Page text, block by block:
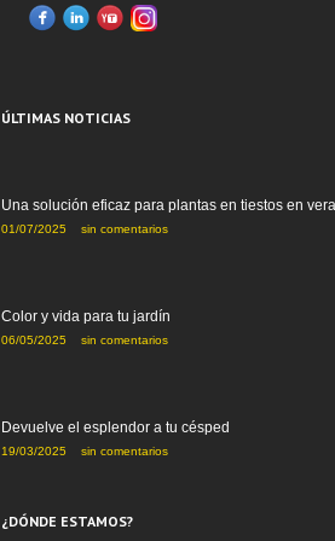
ÚLTIMAS NOTICIAS
Una solución eficaz para plantas en tiestos en
01/07/2025 sin comentarios
Color y vida para tu jardín
06/05/2025 sin comentarios
Devuelve el esplendor a tu césped
19/03/2025 sin comentarios
¿DÓNDE ESTAMOS?